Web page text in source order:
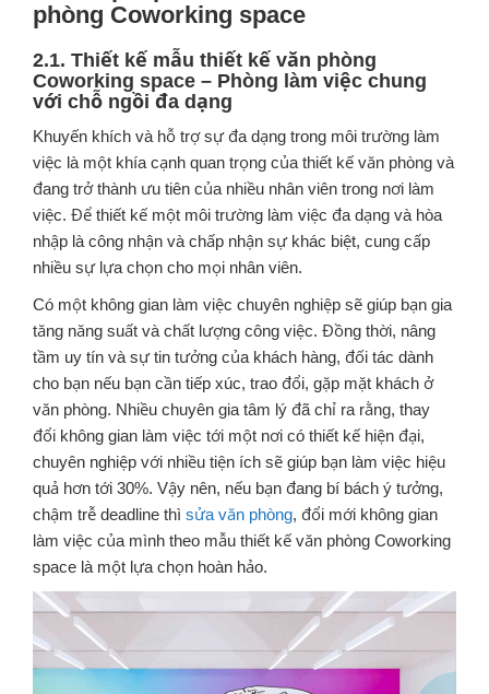
phòng Coworking space
2.1. Thiết kế mẫu thiết kế văn phòng
Coworking space – Phòng làm việc chung
với chỗ ngồi đa dạng
Khuyến khích và hỗ trợ sự đa dạng trong môi trường làm
việc là một khía cạnh quan trọng của thiết kế văn phòng và
đang trở thành ưu tiên của nhiều nhân viên trong nơi làm
việc. Để thiết kế một môi trường làm việc đa dạng và hòa
nhập là công nhận và chấp nhận sự khác biệt, cung cấp
nhiều sự lựa chọn cho mọi nhân viên.
Có một không gian làm việc chuyên nghiệp sẽ giúp bạn gia
tăng năng suất và chất lượng công việc. Đồng thời, nâng
tầm uy tín và sự tin tưởng của khách hàng, đối tác dành
cho bạn nếu bạn cần tiếp xúc, trao đổi, gặp mặt khách ở
văn phòng. Nhiều chuyên gia tâm lý đã chỉ ra rằng, thay
đổi không gian làm việc tới một nơi có thiết kế hiện đại,
chuyên nghiệp với nhiều tiện ích sẽ giúp bạn làm việc hiệu
quả hơn tới 30%. Vậy nên, nếu bạn đang bí bách ý tưởng,
chậm trễ deadline thì sửa văn phòng, đổi mới không gian
làm việc của mình theo mẫu thiết kế văn phòng Coworking
space là một lựa chọn hoàn hảo.